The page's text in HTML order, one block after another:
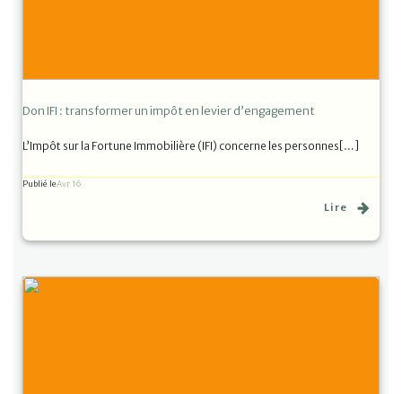
Don IFI : transformer un impôt en levier d’engagement
L’Impôt sur la Fortune Immobilière (IFI) concerne les personnes[…]
Publié leAvr 16
Lire